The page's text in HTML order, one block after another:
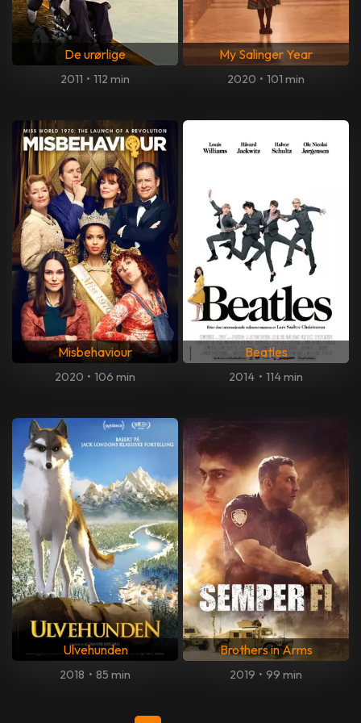
De urørlige
2011 • 112 min
My Salinger Year
2020 • 101 min
Misbehaviour
2020 • 106 min
Beatles
2014 • 114 min
Ulvehunden
2018 • 85 min
Brothers in Arms
2019 • 99 min